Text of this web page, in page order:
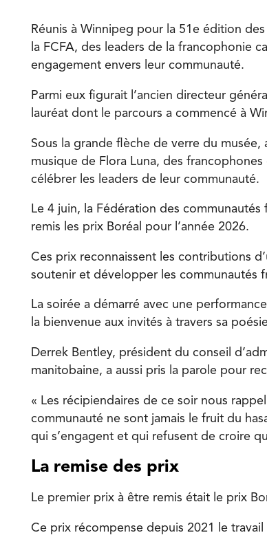
Réunis à Winnipeg pour la 51e édition
la FCFA, des leaders de la francophonie
engagement envers leur communauté.
Parmi eux figurait l’ancien directeur
lauréat dont le parcours a commencé à
Sous la grande flèche de verre du
musique de Flora Luna, des
célébrer les leaders de leur communauté.
Le 4 juin, la Fédération des
remis les prix Boréal pour l’année 2026.
Ces prix reconnaissent les contributions
soutenir et développer les communautés
La soirée a démarré avec une
la bienvenue aux invités à travers sa
Derrek Bentley, président du conseil
manitobaine, a aussi pris la parole pour
« Les récipiendaires de ce soir nous
communauté ne sont jamais le fruit du
qui s’engagent et qui refusent de croire
La remise des prix
Le premier prix à être remis était le prix
Ce prix récompense depuis 2021 le